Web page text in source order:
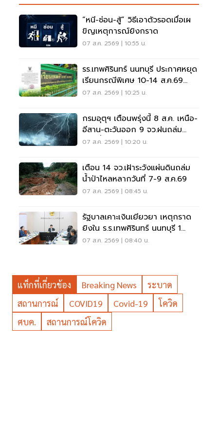
“หนี-ซ่อน-สู้” วิธีเอาตัวรอดเมื่อเผ
ขิญเหตุการณ์ยิงกราด
07 ส.ค. 2569 | 10:55 น.
รร.เทพศิรินทร์ นนทบุรี ประกาศหยุด
เรียนกรณีพิเศษ 10-14 ส.ค.69
หลังเหตุกราดยิง
07 ส.ค. 2569 | 10:25 น.
กรมอุตุฯ เตือนพรุ่งนี้ 8 ส.ค. เหนือ-
อีสาน-ตะวันออก 9 จว.ฝนถล่ม
ระวังน้ำท่วมฉับพลัน
07 ส.ค. 2569 | 10:20 น.
เตือน 14 จว.เฝ้าระวังแผ่นดินถล่ม
น้ำป่าไหลหลากวันที่ 7-9 ส.ค.69
07 ส.ค. 2569 | 08:45 น.
รัฐบาลเคาะเงินเยียวยา เหตุกราด
ยิงใน ร.ร.เทพศิรินทร์ นนทบุรี 1
แสน-1ล้าน
07 ส.ค. 2569 | 08:40 น.
แท็กที่เกี่ยวข้อง Breaking News
ระบาด
สถานการณ์
COVID19 Covid-19
โควิด
ศบค.
สถานการณ์โควิด